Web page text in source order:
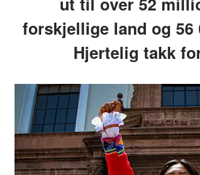
forskjellige land og 56
Hjertelig takk